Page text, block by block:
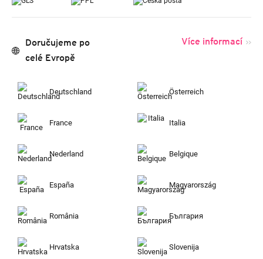
Doručujeme po
celé Evropě
Více informací
Deutschland Österreich
France Italia
Nederland Belgique
España Magyarország
România България
Hrvatska Slovenija